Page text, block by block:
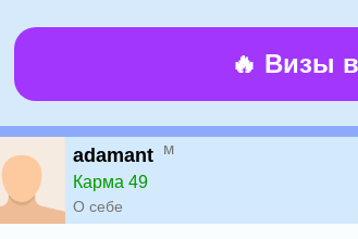
🔥 Визы
adamant м
Карма 49
О себе